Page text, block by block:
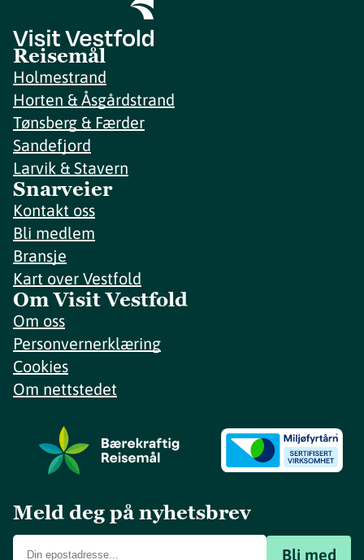
Reisemål
Holmestrand
Horten & Åsgårdstrand
Tønsberg & Færder
Sandefjord
Larvik & Stavern
Snarveier
Kontakt oss
Bli medlem
Bransje
Kart over Vestfold
Om Visit Vestfold
Om oss
Personvernerklæring
Cookies
Om nettstedet
Meld deg på nyhetsbrev
Bli med